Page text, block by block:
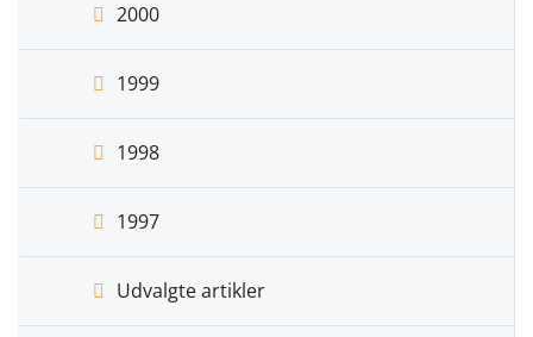
2000
1999
1998
1997
Udvalgte artikler